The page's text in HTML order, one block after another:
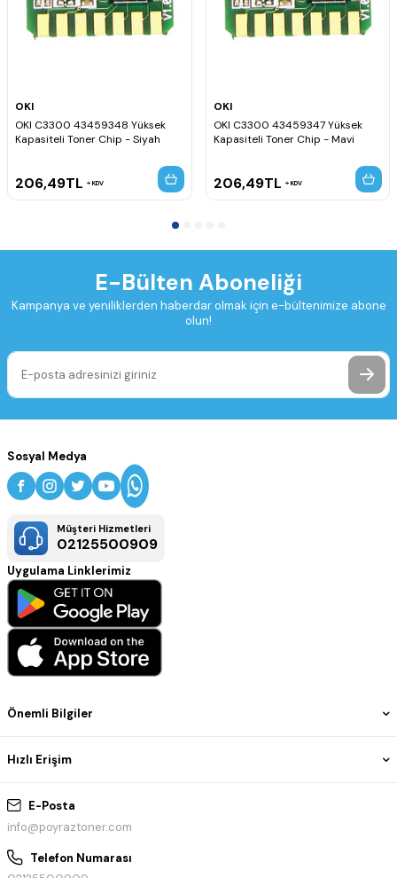
OKI
OKI C3300 43459348 Yüksek
Kapasiteli Toner Chip - Siyah
206,49TL KDV
OKI
OKI C3300 43459347 Yüksek
Kapasiteli Toner Chip - Mavi
206,49TL KDV
E-Bülten Aboneliği
Kampanya ve yeniliklerden haberdar olmak için e-bültenimize abone
olun!
E-Posta
info@poyraztoner.com
Telefon Numarası
Önemli Bilgiler
Hızlı Erişim
Sosyal Medya
Müşteri Hizmetleri
02125500909
Uygulama Linklerimiz